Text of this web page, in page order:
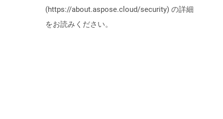
(https://about.aspose.cloud/security) の詳細
をお読みください。